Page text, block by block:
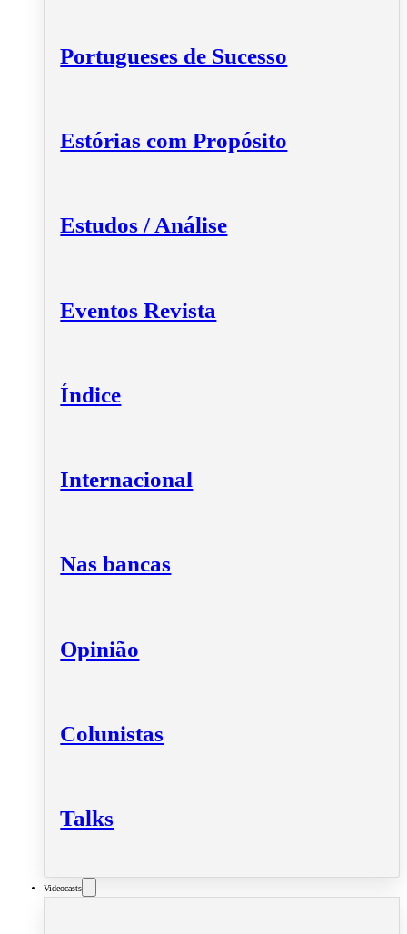
Portugueses de Sucesso
Estórias com Propósito
Estudos / Análise
Eventos Revista
Índice
Internacional
Nas bancas
Opinião
Colunistas
Talks
Videocasts